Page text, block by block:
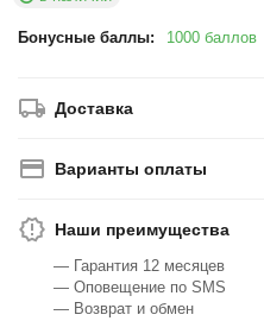
Бонусные баллы: 1000 баллов
Доставка
Варианты оплаты
Наши преимущества
— Гарантия 12 месяцев
— Оповещение по SMS
— Возврат и обмен